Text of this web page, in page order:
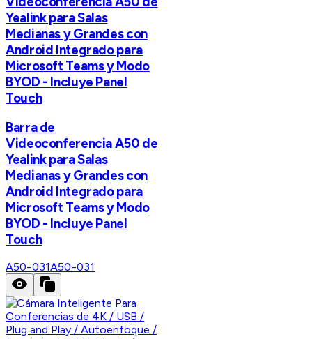
Yealink para Salas
Medianas y Grandes con
Android Integrado para
Microsoft Teams y Modo
BYOD - Incluye Panel
Touch
Barra de
Videoconferencia A50 de
Yealink para Salas
Medianas y Grandes con
Android Integrado para
Microsoft Teams y Modo
BYOD - Incluye Panel
Touch
A50-031A50-031